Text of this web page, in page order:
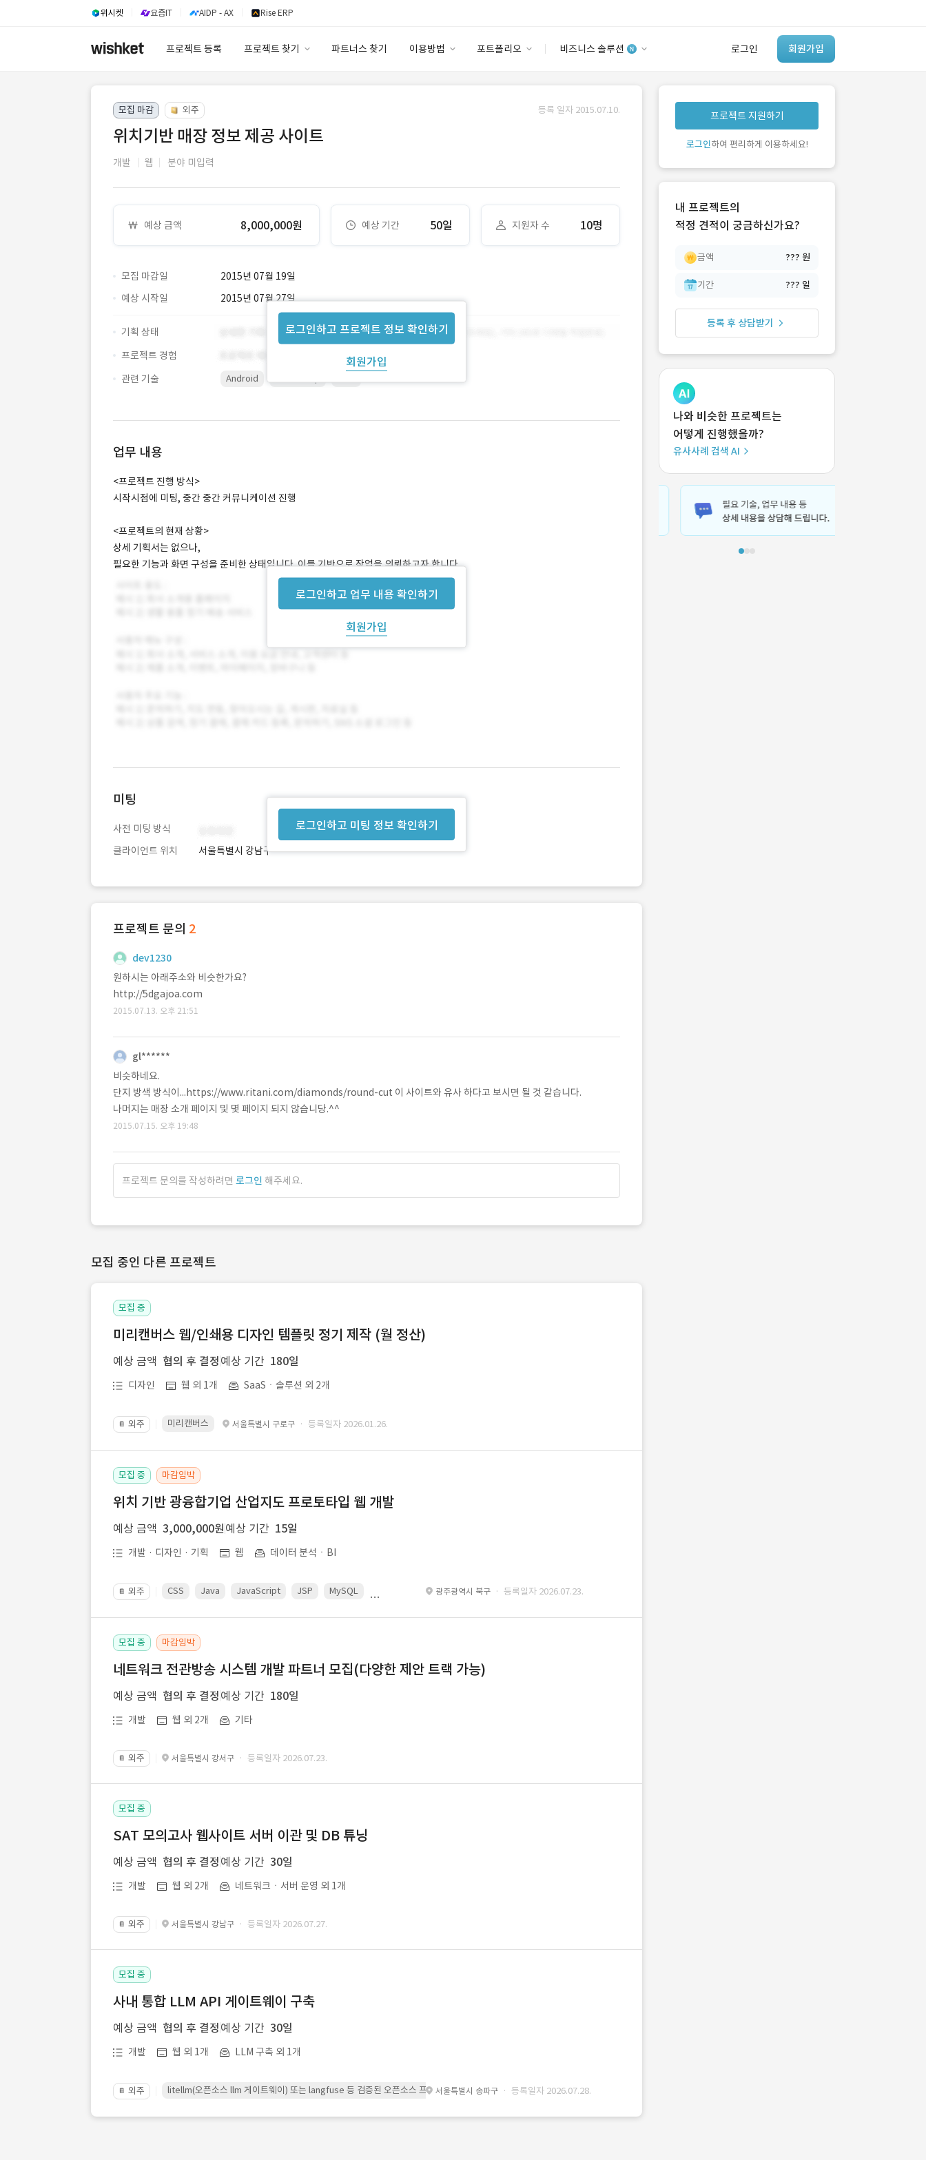
위시켓 요즘IT AIDP - AX Rise ERP
프로젝트 등록 프로젝트 찾기 파트너스 찾기 이용방법 포트폴리오 비즈니스 솔루션 로그인 회원가입
안심 코드 케어
유사사례 검색 AI
‘이런 거’ 만들어본
개발 회사 있어?
모집 마감 외주 등록 일자 2015.07.10.
위치기반 매장 정보 제공 사이트
개발 웹 분야 미입력
예상 금액 8,000,000원 예상 기간 50일 지원자 수 10명
모집 마감일 2015년 07월 19일
로그인하고 프로젝트 정보 확인하기
회원가입
예상 시작일 2015년 07월 27일
기획 상태
프로젝트 경험
관련 기술
Android
업무 내용
로그인하고 업무 내용 확인하기
회원가입
<프로젝트 진행 방식>
시작시점에 미팅, 중간 중간 커뮤니케이션 진행
<프로젝트의 현재 상황>
상세 기획서는 없으나,
필요한 기능과 화면 구성을 준비한 상태입니다. 이를 기반으로 작업을 의뢰하고자 합니다.
로그인하고 미팅 정보 확인하기
미팅
사전 미팅 방식
클라이언트 위치
서울특별시 강남구
프로젝트 문의 2
dev1230
원하시는 아래주소와 비슷한가요?
http://5dgajoa.com
2015.07.13. 오후 21:51
gl******
비슷하네요.
단지 방색 방식이...https://www.ritani.com/diamonds/round-cut 이 사이트와 유사 하다고 보시면 될 것 같습니다.
나머지는 매장 소개 페이지 및 몇 페이지 되지 않습니당.^^
2015.07.15. 오후 19:48
프로젝트 문의를 작성하려면 로그인 해주세요.
모집 중인 다른 프로젝트
모집 중
미리캔버스 웹/인쇄용 디자인 템플릿 정기 제작 (월 정산)
예상 금액 협의 후 결정 예상 기간 180일
디자인 웹 외 1개 SaaSㆍ솔루션 외 2개
📔 외주 미리캔버스 서울특별시 구로구 · 등록일자 2026.01.26.
모집 중 마감임박
위치 기반 광융합기업 산업지도 프로토타입 웹 개발
예상 금액 3,000,000원 예상 기간 15일
개발 · 디자인 · 기획 웹 데이터 분석ㆍBI
📔 외주 CSS Java JavaScript JSP MySQL Spring광주광역시 북구 · 등록일자 2026.07.23.
모집 중 마감임박
네트워크 전관방송 시스템 개발 파트너 모집(다양한 제안 트랙 가능)
예상 금액 협의 후 결정 예상 기간 180일
개발 웹 외 2개 기타
📔 외주 서울특별시 강서구 · 등록일자 2026.07.23.
모집 중
SAT 모의고사 웹사이트 서버 이관 및 DB 튜닝
예상 금액 협의 후 결정 예상 기간 30일
개발 웹 외 2개 네트워크ㆍ서버 운영 외 1개
📔 외주 서울특별시 강남구 · 등록일자 2026.07.27.
모집 중
사내 통합 LLM API 게이트웨이 구축
예상 금액 협의 후 결정 예상 기간 30일
개발 웹 외 1개 LLM 구축 외 1개
📔 외주 litellm(오픈소스 llm 게이트웨이) 또는 langfuse 등 검증된 오픈소스 프레임워크를 기반으로 시스템을 구축
서울특별시 송파구 · 등록일자 2026.07.28.
프로젝트 지원하기
로그인하여 편리하게 이용하세요!
내 프로젝트의
적정 견적이 궁금하신가요?
금액 ??? 원
기간 ??? 일
등록 후 상담받기
나와 비슷한 프로젝트는
어떻게 진행했을까?
유사사례 검색 AI